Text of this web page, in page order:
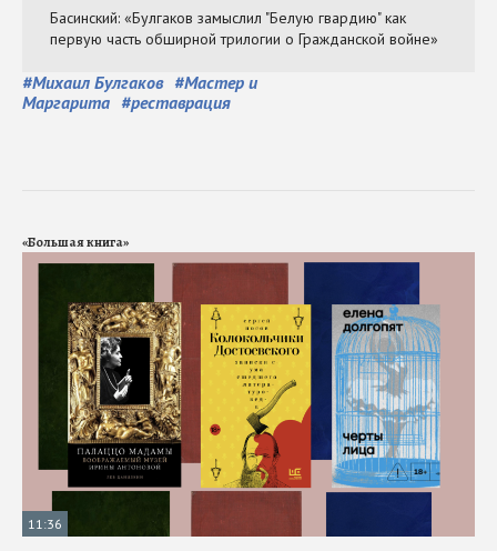
#Михаил Булгаков #Мастер и
Маргарита #реставрация
«Большая книга»
11:36